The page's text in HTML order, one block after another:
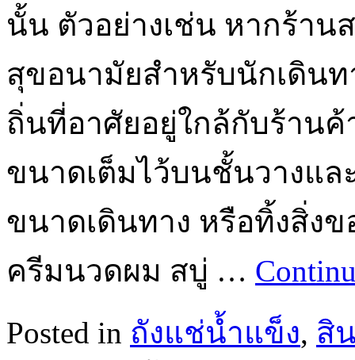
นั้น ตัวอย่างเช่น หากร้า
สุขอนามัยสำหรับนักเดิน
ถิ่นที่อาศัยอยู่ใกล้กับร้าน
ขนาดเต็มไว้บนชั้นวางแ
ขนาดเดินทาง หรือทิ้งสิ่ง
ครีมนวดผม สบู่ …
Posted in ถังแช่น้ำแข็ง, สิ